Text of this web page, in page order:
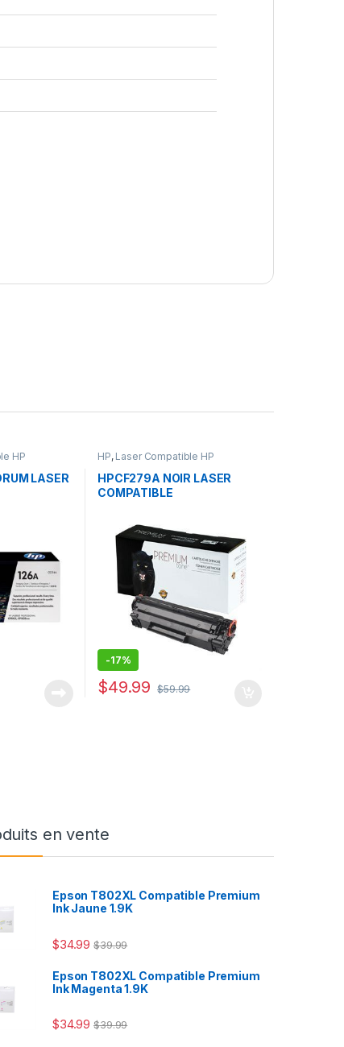
HP
LASER
HP, Laser Compatible HP
HPCF279A NOIR LASER
COMPATIBLE
-17%
$49.99 $59.99
en vente
Epson T802XL Compatible Premium
Ink Jaune 1.9K
$34.99 $39.99
Epson T802XL Compatible Premium
Ink Magenta 1.9K
$34.99 $39.99